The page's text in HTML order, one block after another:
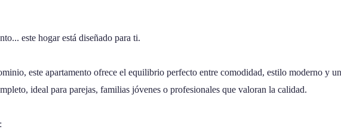
este hogar está diseñado para ti.
este apartamento ofrece el equilibrio perfecto entre comodidad, estilo moderno y un
ideal para parejas, familias jóvenes o profesionales que valoran la calidad.